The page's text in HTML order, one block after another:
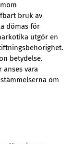
bruk av
dömas för
utgör en
betydelse.
anses vara
om